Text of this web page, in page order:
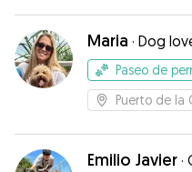
donde se la veía súper
estado muy
perros. Hemos quedado a encantados con ellos
y seguro que
Maria · Dog
Paseo de
Puerto de la
Emilio Javier ·